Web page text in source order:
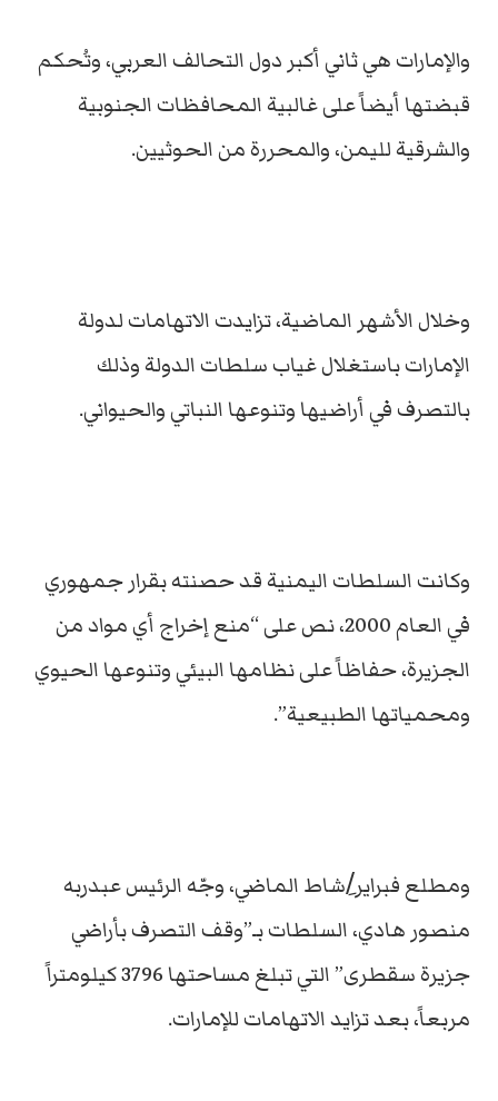
والإمارات هي ثاني أكبر دول التحالف العربي، وتُحكم
قبضتها أيضاً على غالبية المحافظات الجنوبية
والشرقية لليمن، والمحررة من الحوثيين.
وخلال الأشهر الماضية، تزايدت الاتهامات لدولة
الإمارات باستغلال غياب سلطات الدولة وذلك
بالتصرف في أراضيها وتنوعها النباتي والحيواني.
وكانت السلطات اليمنية قد حصنته بقرار جمهوري
في العام 2000، نص على “منع إخراج أي مواد من
الجزيرة، حفاظاً على نظامها البيئي وتنوعها الحيوي
ومحمياتها الطبيعية”.
ومطلع فبراير/ِشاط الماضي، وجّه الرئيس عبدربه
منصور هادي، السلطات بـ”وقف التصرف بأراضي
جزيرة سقطرى” التي تبلغ مساحتها 3796 كيلومتراً
مربعاً، بعد تزايد الاتهامات للإمارات.